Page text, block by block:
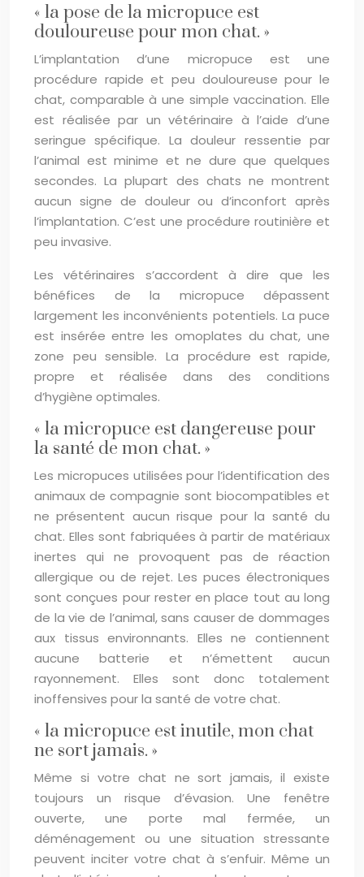
« la pose de la micropuce est
douloureuse pour mon chat. »
L’implantation d’une micropuce est une
procédure rapide et peu douloureuse pour le
chat, comparable à une simple vaccination. Elle
est réalisée par un vétérinaire à l’aide d’une
seringue spécifique. La douleur ressentie par
l’animal est minime et ne dure que quelques
secondes. La plupart des chats ne montrent
aucun signe de douleur ou d’inconfort après
l’implantation. C’est une procédure routinière et
peu invasive.
Les vétérinaires s’accordent à dire que les
bénéfices de la micropuce dépassent
largement les inconvénients potentiels. La puce
est insérée entre les omoplates du chat, une
zone peu sensible. La procédure est rapide,
propre et réalisée dans des conditions
d’hygiène optimales.
« la micropuce est dangereuse pour
la santé de mon chat. »
Les micropuces utilisées pour l’identification des
animaux de compagnie sont biocompatibles et
ne présentent aucun risque pour la santé du
chat. Elles sont fabriquées à partir de matériaux
inertes qui ne provoquent pas de réaction
allergique ou de rejet. Les puces électroniques
sont conçues pour rester en place tout au long
de la vie de l’animal, sans causer de dommages
aux tissus environnants. Elles ne contiennent
aucune batterie et n’émettent aucun
rayonnement. Elles sont donc totalement
inoffensives pour la santé de votre chat.
« la micropuce est inutile, mon chat
ne sort jamais. »
Même si votre chat ne sort jamais, il existe
toujours un risque d’évasion. Une fenêtre
ouverte, une porte mal fermée, un
déménagement ou une situation stressante
peuvent inciter votre chat à s’enfuir. Même un